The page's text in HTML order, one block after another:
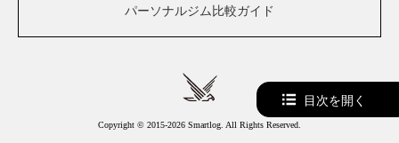
パーソナルジム比較ガイド
Copyright © 2015-2026 Smartlog. All Rights Reserved.
目次を開く